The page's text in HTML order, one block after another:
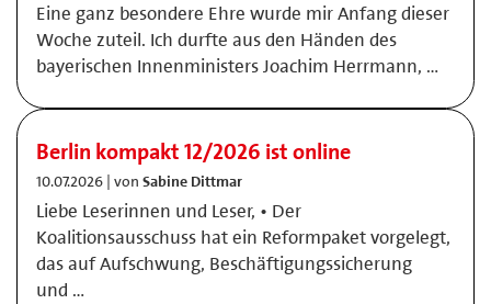
Eine ganz besondere Ehre wurde mir Anfang dieser
Woche zuteil. Ich durfte aus den Händen des
bayerischen Innenministers Joachim Herrmann, …
Berlin kompakt 12/2026 ist online
10.07.2026 | von Sabine Dittmar
Liebe Leserinnen und Leser, • Der
Koalitionsausschuss hat ein Reformpaket vorgelegt,
das auf Aufschwung, Beschäftigungssicherung
und …